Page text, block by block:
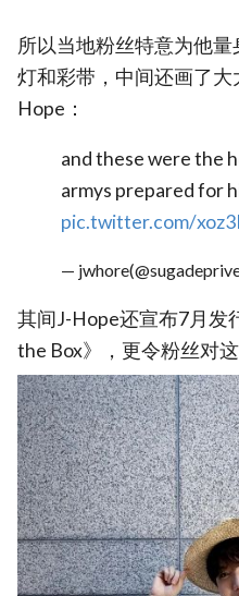
所以当地粉丝特意为他
灯和彩带，中间还画了
Hope：
and these were the
armys prepared for
pic.twitter.com/
—
其间J-Hope还宣布7月发
the Box》，更令粉丝对